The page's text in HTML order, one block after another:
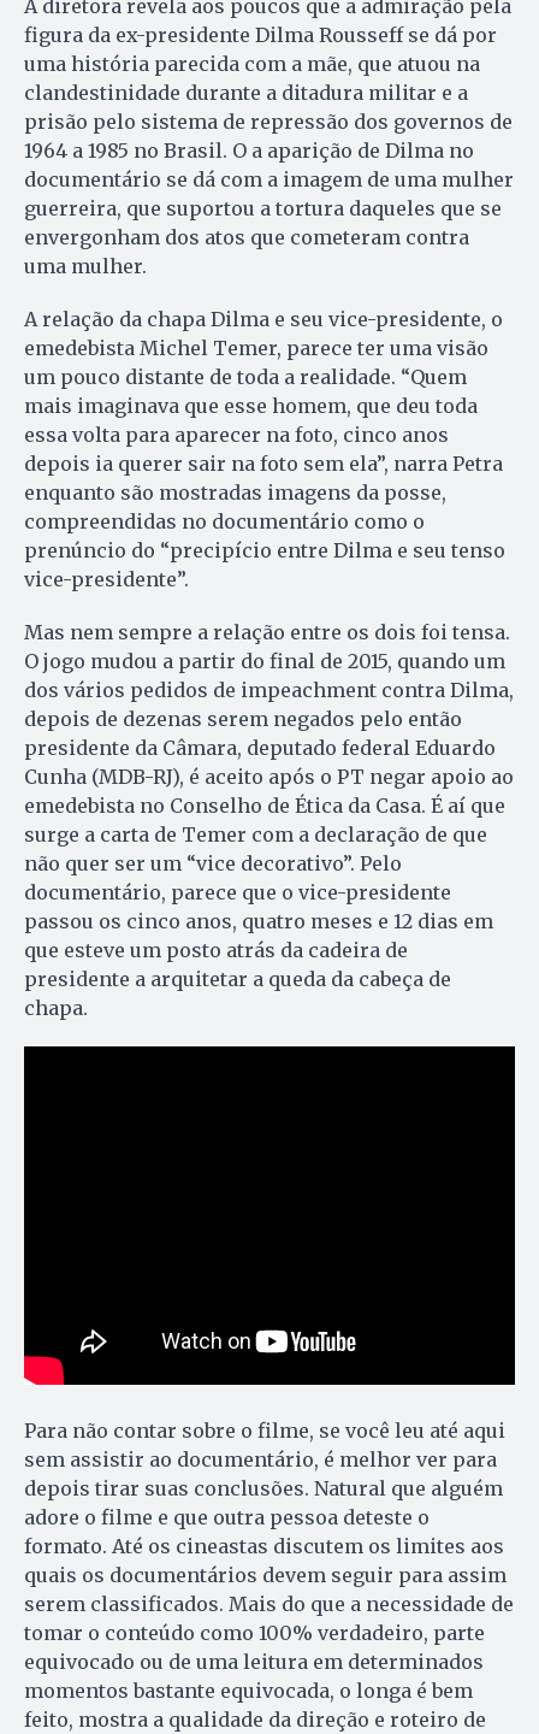
A diretora revela aos poucos que a admiração pela
figura da ex-presidente Dilma Rousseff se dá por
uma história parecida com a mãe, que atuou na
clandestinidade durante a ditadura militar e a
prisão pelo sistema de repressão dos governos de
1964 a 1985 no Brasil. O a aparição de Dilma no
documentário se dá com a imagem de uma mulher
guerreira, que suportou a tortura daqueles que se
envergonham dos atos que cometeram contra
uma mulher.
A relação da chapa Dilma e seu vice-presidente, o
emedebista Michel Temer, parece ter uma visão
um pouco distante de toda a realidade. “Quem
mais imaginava que esse homem, que deu toda
essa volta para aparecer na foto, cinco anos
depois ia querer sair na foto sem ela”, narra Petra
enquanto são mostradas imagens da posse,
compreendidas no documentário como o
prenúncio do “precipício entre Dilma e seu tenso
vice-presidente”.
Mas nem sempre a relação entre os dois foi tensa.
O jogo mudou a partir do final de 2015, quando um
dos vários pedidos de impeachment contra Dilma,
depois de dezenas serem negados pelo então
presidente da Câmara, deputado federal Eduardo
Cunha (MDB-RJ), é aceito após o PT negar apoio ao
emedebista no Conselho de Ética da Casa. É aí que
surge a carta de Temer com a declaração de que
não quer ser um “vice decorativo”. Pelo
documentário, parece que o vice-presidente
passou os cinco anos, quatro meses e 12 dias em
que esteve um posto atrás da cadeira de
presidente a arquitetar a queda da cabeça de
chapa.
Para não contar sobre o filme, se você leu até aqui
sem assistir ao documentário, é melhor ver para
depois tirar suas conclusões. Natural que alguém
adore o filme e que outra pessoa deteste o
formato. Até os cineastas discutem os limites aos
quais os documentários devem seguir para assim
serem classificados. Mais do que a necessidade de
tomar o conteúdo como 100% verdadeiro, parte
equivocado ou de uma leitura em determinados
momentos bastante equivocada, o longa é bem
feito, mostra a qualidade da direção e roteiro de